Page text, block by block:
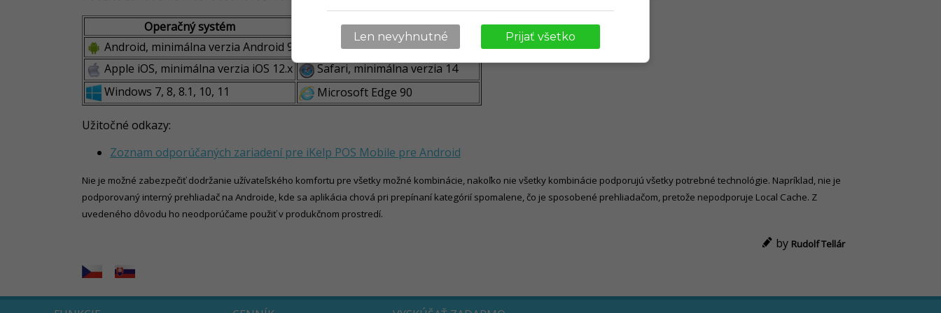
Operačný systém
Webový prehliadač
Android, minimálna verzia Android 9
Chrome, minimálna verzia 90.0
Apple iOS, minimálna verzia iOS 12.x
Safari, minimálna verzia 14
Windows 7, 8, 8.1, 10, 11
Microsoft Edge 90
Užitočné odkazy:
Zoznam odporúčaných zariadení pre iKelp POS Mobile pre Android
Nie je možné zabezpečiť dodržanie užívateľského komfortu pre všetky možné kombinácie, nakoľko nie všetky kombinácie podporujú všetky potrebné technológie. Napríklad, nie je
podporovaný interný prehliadač na Androide, kde sa aplikácia chová pri prepínaní kategórií spomalene, čo je sposobené prehliadačom, pretože nepodporuje Local Cache. Z
uvedeného dôvodu ho neodporúčame použiť v produkčnom prostredí.
by Rudolf Tellár
Len nevyhnutné Prijať všetko